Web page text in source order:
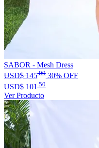
SABOR - Mesh Dress
USD$145.00 30% OFF
USD$ 101 .50
Ver Producto